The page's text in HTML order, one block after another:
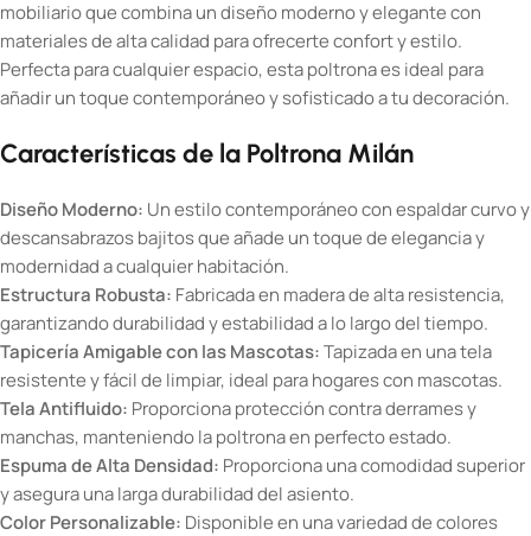
mobiliario que combina un diseño moderno y elegante con
materiales de alta calidad para ofrecerte confort y estilo.
Perfecta para cualquier espacio, esta poltrona es ideal para
añadir un toque contemporáneo y sofisticado a tu decoración.
Características de la Poltrona Milán
Diseño Moderno: Un estilo contemporáneo con espaldar curvo y
descansabrazos bajitos que añade un toque de elegancia y
modernidad a cualquier habitación.
Estructura Robusta: Fabricada en madera de alta resistencia,
garantizando durabilidad y estabilidad a lo largo del tiempo.
Tapicería Amigable con las Mascotas:Tapizada en una tela
resistente y fácil de limpiar, ideal para hogares con mascotas.
Tela Antifluido: Proporciona protección contra derrames y
manchas, manteniendo la poltrona en perfecto estado.
Espuma de Alta Densidad: Proporciona una comodidad superior
y asegura una larga durabilidad del asiento.
Color Personalizable: Disponible en una variedad de colores